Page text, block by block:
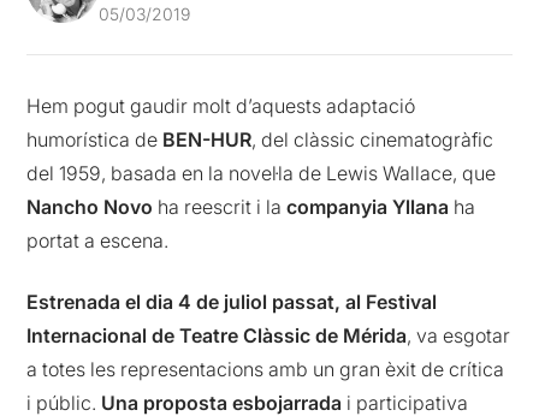
05/03/2019
Hem pogut gaudir molt d’aquests adaptació
humorística de BEN-HUR, del clàssic cinematogràfic
del 1959, basada en la novel·la de Lewis Wallace, que
Nancho Novo ha reescrit i lacompanyia Yllana ha
portat a escena.
Estrenada el dia 4 de juliol passat, al Festival
Internacional de Teatre Clàssic de Mérida, va esgotar
a totes les representacions amb un gran èxit de crítica
i públic. Una proposta esbojarrada i participativa